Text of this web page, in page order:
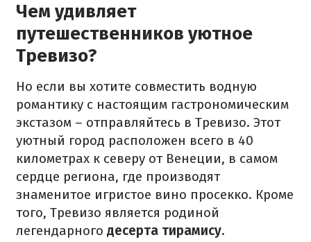
Чем удивляет
путешественников уютное
Тревизо?
Но если вы хотите совместить водную
романтику с настоящим гастрономическим
экстазом – отправляйтесь в Тревизо. Этот
уютный город расположен всего в 40
километрах к северу от Венеции, в самом
сердце региона, где производят
знаменитое игристое вино просекко. Кроме
того, Тревизо является родиной
легендарного десерта тирамису.